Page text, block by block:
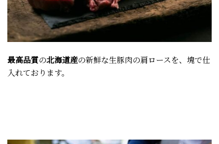
最高品質の北海道産の新鮮な生豚肉の肩ロースを、塊で仕
入れております。